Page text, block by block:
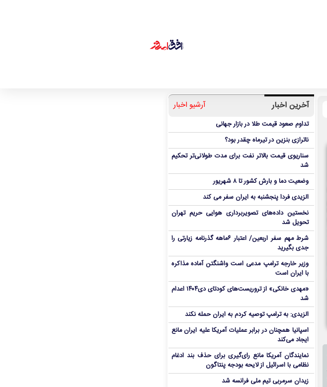
آخرین اخبار آرشیو اخبار
تداوم صعود قیمت طلا در بازار جهانی
ناترازی بنزین در تیرماه چقدر بود؟
سناریوی قیمت بالاتر نفت برای مدت طولانی‌تر تحکیم
شد
وضعیت دما و بارش کشور تا ۸ شهریور
الزیدی فردا پنجشنبه به ایران سفر می کند
نخستین داده‌های تصویربرداری هوایی حریم تهران
تحویل شد
شرط مهم سفر اربعین/ اعتبار ۶ماهه گذرنامه زیارتی را
جدی بگیرید
وزیر خارجه ترامپ مدعی است واشنگتن آماده مذاکره
با ایران است
«مهدی خانکی» از تروریست‌های کودتای دی۱۴۰۴ اعدام
شد
الزیدی: به ترامپ توصیه کردم به ایران حمله نکند
اسپانیا همچنان در برابر عملیات آمریکا علیه ایران مانع
ایجاد می‌کند
نمایندگان آمریکا مانع رای‌گیری برای حذف بند ادغام
نظامی با اسرائیل از لایحه بودجه پنتاگون
زیدان سرمربی تیم ملی فرانسه شد